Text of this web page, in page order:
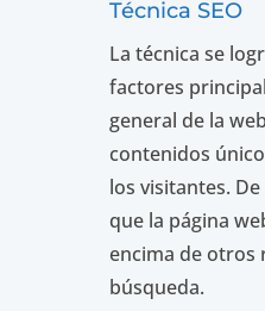
Técnica SEO
La técnica se
factores
general de la
contenidos
los visitantes.
que la página
encima de otros
búsqueda.